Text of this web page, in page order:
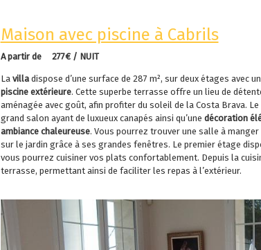
Maison avec piscine à Cabrils
A partir de 277€ / NUIT
La villadispose d’une surface de 287 m², sur deux étages avec
piscine extérieure. Cette superbe terrasse offre un lieu de
aménagée avec goût, afin profiter du soleil de la Costa Brava.
grand salon ayant de luxueux canapés ainsi qu’une décoration
ambiance chaleureuse. Vous pourrez trouver une salle à
sur le jardin grâce à ses grandes fenêtres. Le premier étage
vous pourrez cuisiner vos plats confortablement. Depuis la
terrasse, permettant ainsi de faciliter les repas à l’extérieur.